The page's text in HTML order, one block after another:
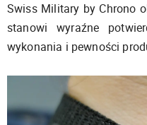
Swiss Military by Chrono
stanowi wyraźne
wykonania i pewności